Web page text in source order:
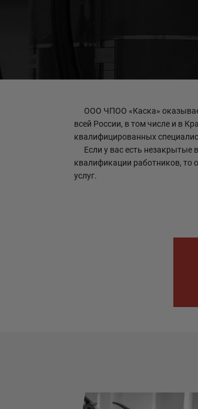
ООО ЧПОО «Каска»
всей России, в том числе и в
квалифицированных
Если у вас есть незакрытые
квалификации работников, то
услуг.